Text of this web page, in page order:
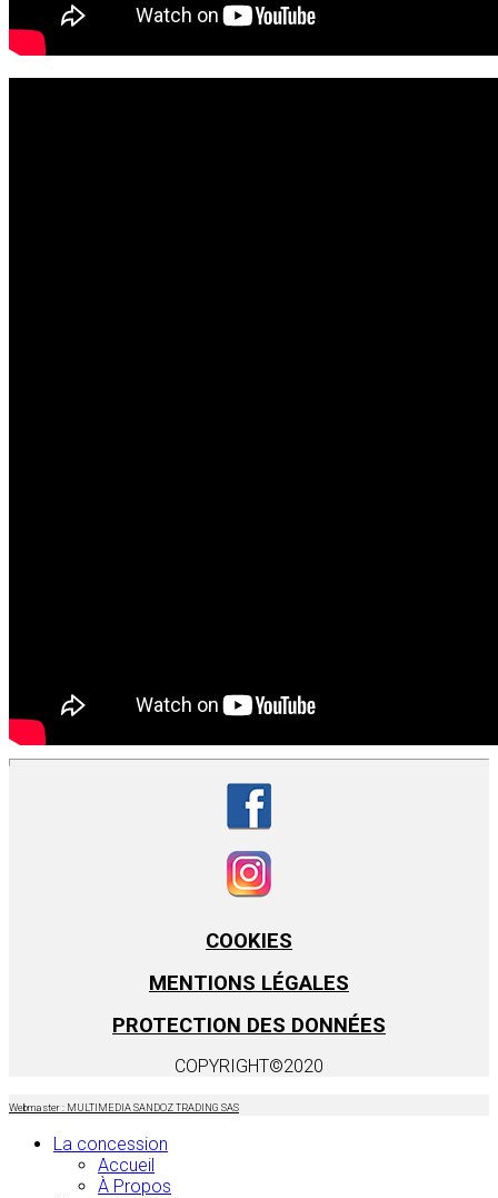
COOKIES
MENTIONS LÉGALES
PROTECTION DES DONNÉES
COPYRIGHT©2020
Webmaster : MULTIMEDIA SANDOZ TRADING SAS
La concession
Accueil
À Propos